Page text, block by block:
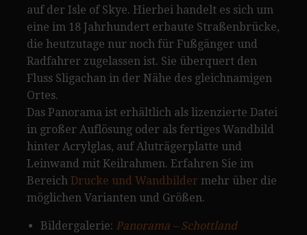
auf der Isle of Skye. Hierbei handelt es sich um
eine im 18 Jahrhundert erbaute Straßenbrücke,
die heutzutage nur noch für Fußgänger und
Radfahrer zugelassen ist. Sie überquert den
Fluss Sligachan in der Nähe des gleichnamigen
Ortes.
Das Panorama ist erhältlich als lizenzierte Datei
in großer Auflösung oder als fertiges Wandbild
hinter Acrylglas, auf Aluträgerplatte und
Leinwand mit Keilrahmen. Erfahren Sie im
Bereich Drucke und Wandbilder mehr über die
möglichen Varianten und Größen.
Bildergalerie: Panorama – Schottland